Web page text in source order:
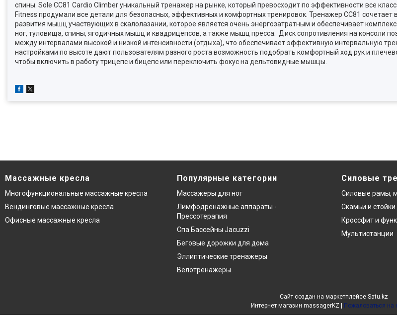
спины. Sole CC81 Cardio Climber уникальный тренажер на рынке, который превосходит по эффективности все
Fitness продумали все детали для безопасных, эффективных и комфортных тренировок. Тренажер CC81
развития мышц участвующих в скалолазании, которое является очень энергозатратным и обеспечивает
ног, туловища, спины, ягодичных мышц и квадрицепсов, а также мышц пресса. Диск сопротивления на консоли
между интервалами высокой и низкой интенсивности (отдыха), что обеспечивает эффективную интервальную
настройками по высоте дают пользователям разного роста возможность подобрать комфортный ход рук и
чтобы включить в работу трицепс и бицепс или переключить фокус на дельтовидные мышцы.
Массажные кресла
Многофункциональные массажные кресла
Вендинговые массажные кресла
Офисные массажные кресла
Популярные категории
Массажеры для ног
Лимфодренажные аппараты -
Прессотерапия
Спа Бассейны Jacuzzi
Беговые дорожки для дома
Эллиптические тренажеры
Велотренажеры
Силовые
Силовые рамы,
Скамьи и стойки
Кроссфит и
Мультистанции
Сайт создан на маркетплейсе Satu.kz
Пожаловаться на